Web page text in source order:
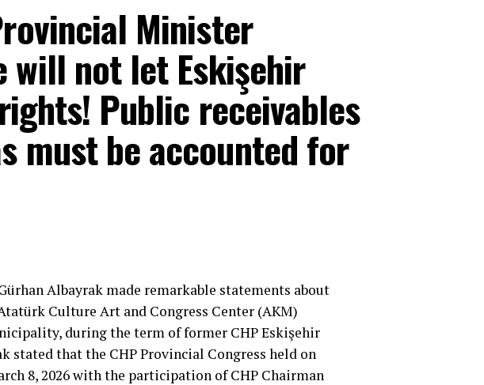
He said:
will call what is right right, it will criticize what
that will give confidence is truly Türkiye’s
***
Minister
will not let Eskişehir
Public receivables
must be accounted for
Albayrak made remarkable statements about
Culture Art and Congress Center (AKM)
during the term of former CHP Eskişehir
stated that the CHP Provincial Congress held on
8, 2026 with the participation of CHP Chairman